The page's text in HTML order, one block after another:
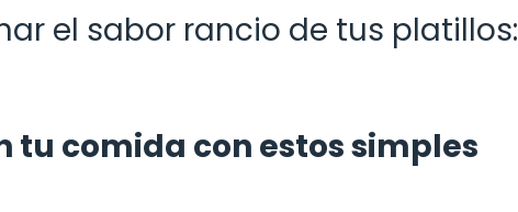
el sabor rancio de tus platillos:
tu comida con estos simples